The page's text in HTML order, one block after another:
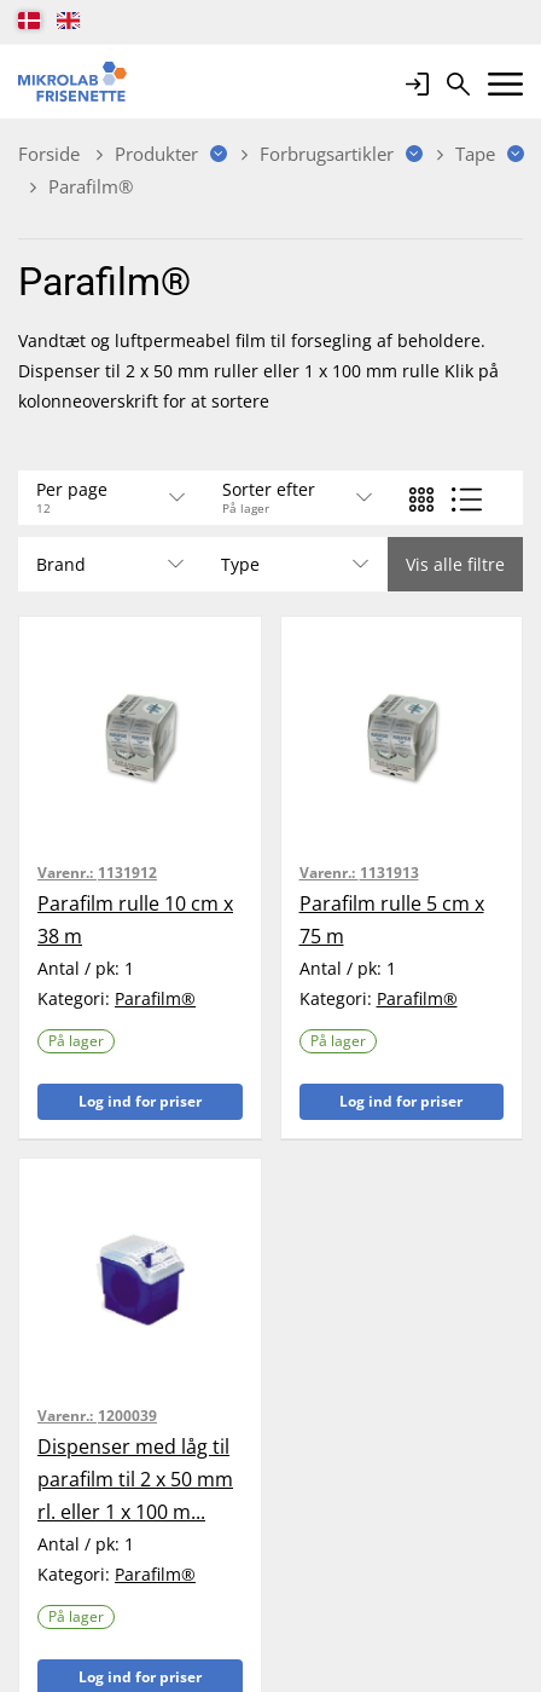
LoginSearchMobile
Forside Produkter Forbrugsartikler
Tape
Parafilm®
Parafilm®
Vandtæt og luftpermeabel film til forsegling af beholdere.
Dispenser til 2 x 50 mm ruller eller 1 x 100 mm rulle Klik på
kolonneoverskrift for at sortere
Per page
12
Sorter efter
På lager
Brand Type Vis alle filtre
Varenr.: 1131912
Parafilm rulle 10 cm x
38 m
Antal / pk: 1
Kategori: Parafilm®
På lager
Log ind for priser
Varenr.: 1131913
Parafilm rulle 5 cm x
75 m
Antal / pk: 1
Kategori: Parafilm®
På lager
Log ind for priser
Varenr.: 1200039
Dispenser med låg til
parafilm til 2 x 50 mm
rl. eller 1 x 100 m...
Antal / pk: 1
Kategori: Parafilm®
På lager
Log ind for priser